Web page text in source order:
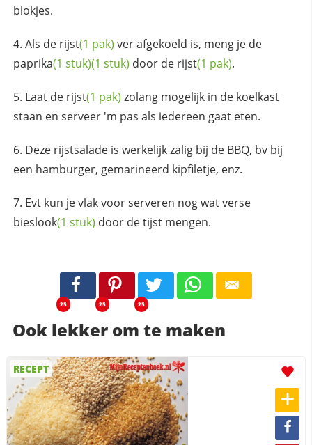
blokjes.
Als de rijst(1 pak) ver afgekoeld is, meng je de
paprika(1 stuk)(1 stuk) door de rijst(1 pak).
Laat de rijst(1 pak) zolang mogelijk in de koelkast
staan en serveer 'm pas als iedereen gaat eten.
Deze rijstsalade is werkelijk zalig bij de BBQ, bv bij
een hamburger, gemarineerd kipfiletje, enz.
Evt kun je vlak voor serveren nog wat verse
bieslook(1 stuk) door de tijst mengen.
25 25 25
Ook lekker om te maken
RECEPT